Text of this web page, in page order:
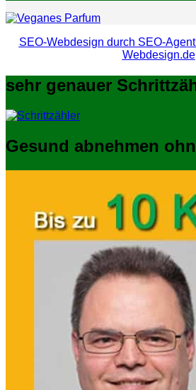
SEO-Webdesign durch SEO-
Webdesign.de
sehr genauer
Gesund abnehmen